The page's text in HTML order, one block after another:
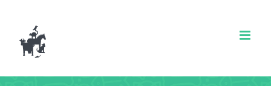
springen